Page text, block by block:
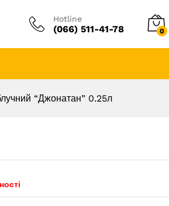
Hotline
(066) 511-41-78 0
“Джонатан” 0.25л